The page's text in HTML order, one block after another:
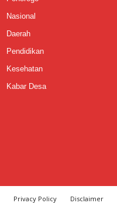
Nasional
Daerah
Pendidikan
Kesehatan
Kabar Desa
Privacy Policy Disclaimer